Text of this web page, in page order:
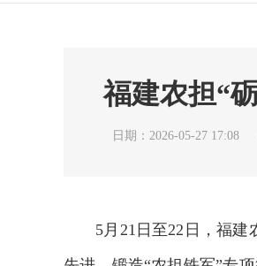
福建农担“
日期：2026-05-27 17:08
5月21日至22日，福